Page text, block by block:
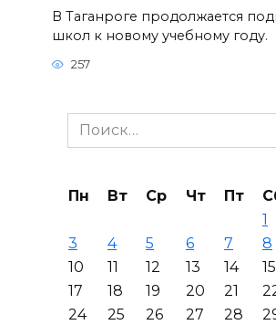
В Таганроге продолжается
школ к новому учебному году.
257
Search
for:
Пн Вт Ср Чт Пт
1
3
4 5 6 7 8
10
11 12 13 14 15
17
18 19 20 21
24
25 26 27 28